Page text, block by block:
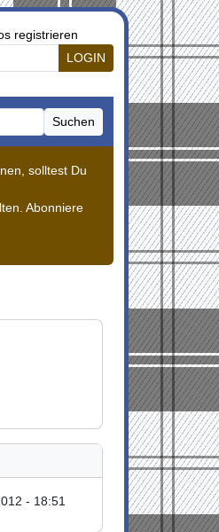
registrieren
LOGIN
Suchen
solltest Du
Abonniere
- 18:51